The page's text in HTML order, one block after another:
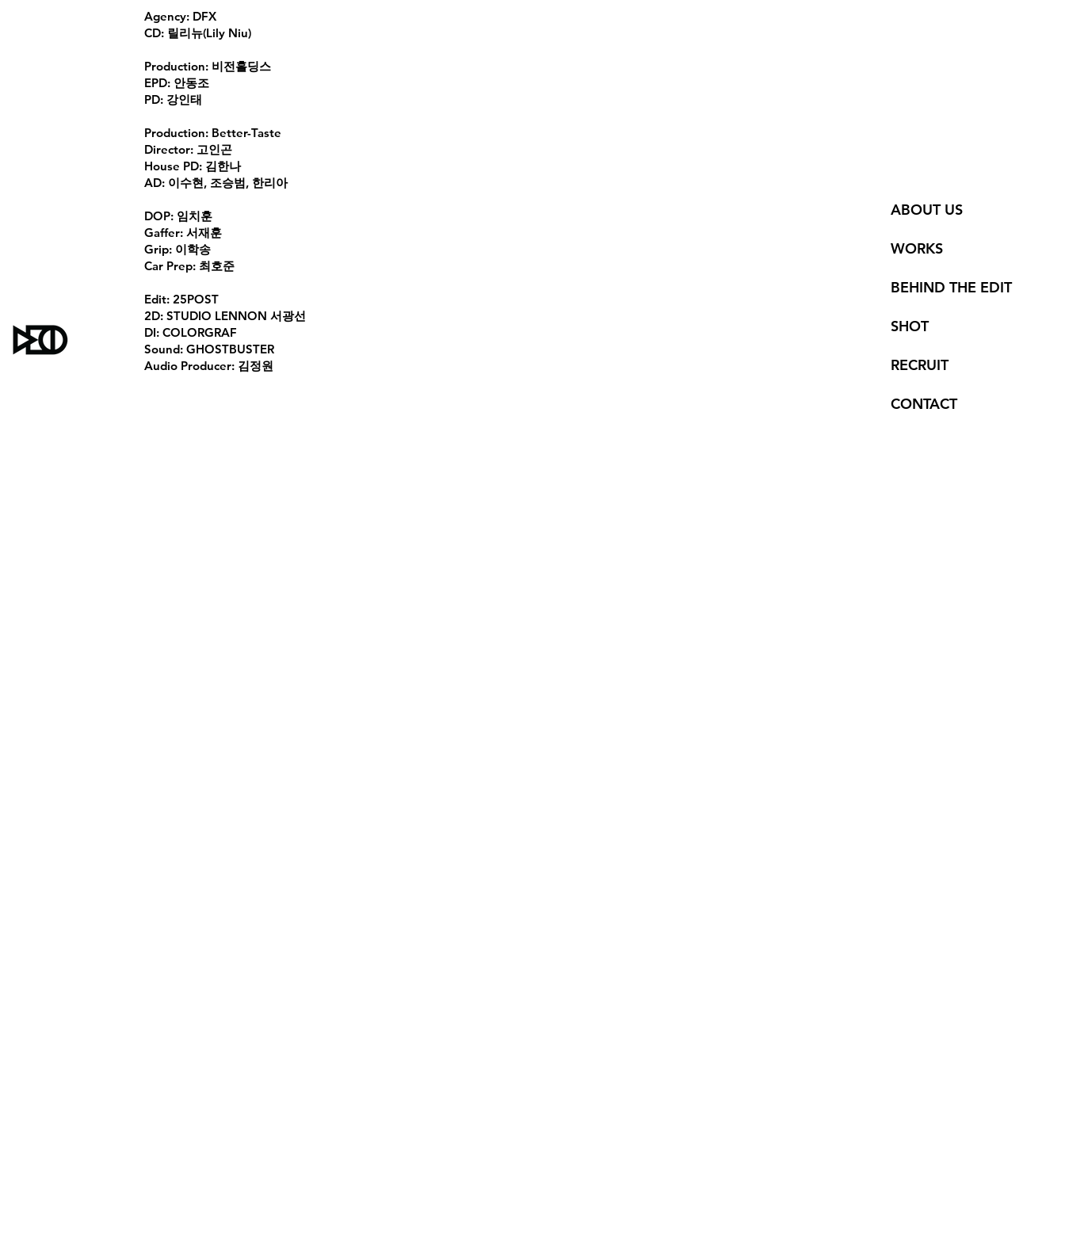
ABOUT US
WORKS
BEHIND THE EDIT
SHOT
RECRUIT
CONTACT
Agency: DFX
CD: 릴리뉴(Lily Niu)
Production: 비전홀딩스
EPD: 안동조
PD: 강인태
Production: Better-Taste
Director: 고인곤
House PD: 김한나
AD: 이수현, 조승범, 한리아
DOP: 임치훈
Gaffer: 서재훈
Grip: 이학송
Car Prep: 최호준
Edit: 25POST
2D: STUDIO LENNON 서광선
DI: COLORGRAF
Sound: GHOSTBUSTER
Audio Producer: 김정원